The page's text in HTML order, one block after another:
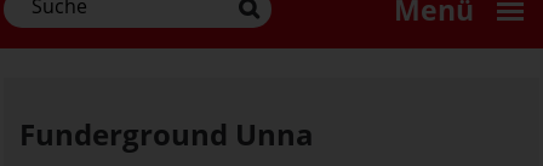
Menü
Funderground Unna